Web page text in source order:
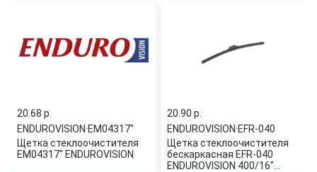
20.68 p.
ENDUROVISION·EM04317"
Щетка стеклоочистителя
EM04317" ENDUROVISION
20.90 p.
ENDUROVISION·EFR-040
Щетка стеклоочистителя
бескаркасная EFR-040
ENDUROVISION 400/16"